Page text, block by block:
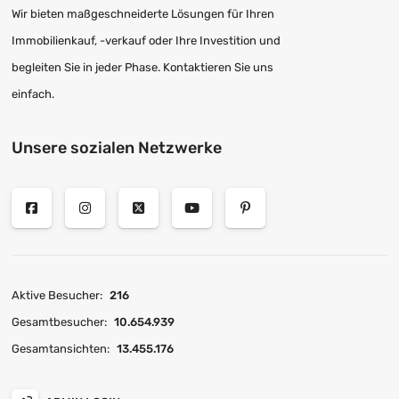
Wir bieten maßgeschneiderte Lösungen für Ihren
Immobilienkauf, -verkauf oder Ihre Investition und
begleiten Sie in jeder Phase. Kontaktieren Sie uns
einfach.
Unsere sozialen Netzwerke
Aktive Besucher: 216
Gesamtbesucher: 10.654.939
Gesamtansichten: 13.455.176